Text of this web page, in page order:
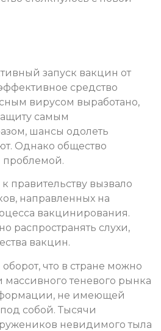
запуск вакцин от
средство
вирусом выработано,
самым
шансы одолеть
Однако общество
проблемой.
правительству вызвало
направленных на
вакцинирования.
распространять слухи,
вакцин.
что в стране можно
массивного теневого рынка
не имеющей
собой. Тысячи
невидимого тыла